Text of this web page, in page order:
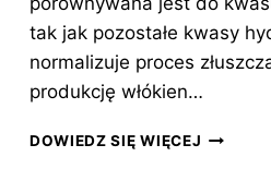
tak jak pozostałe kwasy
normalizuje proces
produkcję włókien…
DOWIEDZ SIĘ WIĘCEJ KWAS